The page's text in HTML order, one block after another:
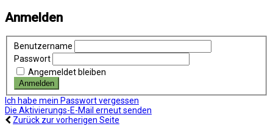
Anmelden
Benutzername
Passwort
Angemeldet bleiben
Ich habe mein Passwort vergessen
Die Aktivierungs-E-Mail erneut senden
Zurück zur vorherigen Seite